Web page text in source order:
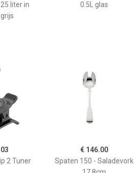
liter in
0.5L glas
2 Tuner
€ 146.00
Spaten 150 - Saladevork